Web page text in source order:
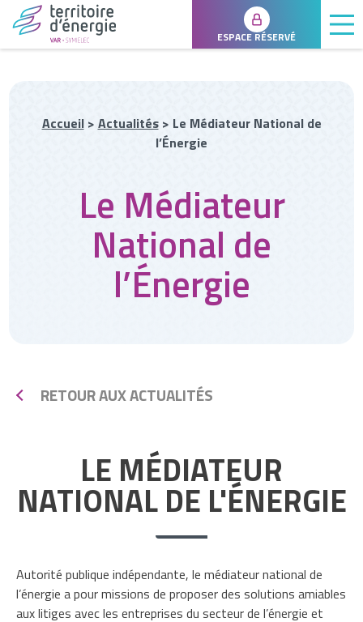
ESPACE RÉSERVÉ
Accueil> Actualités> Le Médiateur National de
l’Énergie
Le Médiateur
National de
l’Énergie
RETOUR AUX ACTUALITÉS
LE MÉDIATEUR
NATIONAL DE L'ÉNERGIE
Autorité publique indépendante, le médiateur national de
l’énergie a pour missions de proposer des solutions amiables
aux litiges avec les entreprises du secteur de l’énergie et